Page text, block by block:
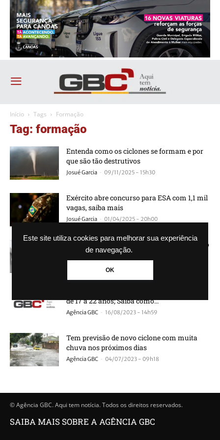
Este site utiliza cookies para melhorar sua experiência
de navegação.
OK
Início Tags Formação
Tag: formação
Entenda como os ciclones se formam e por
que são tão destrutivos
Josué Garcia - 09/11/2025 - 15h30
Exército abre concurso para ESA com 1,1 mil
vagas, saiba mais
Josué Garcia - 01/04/2025 - 20h00
O que é ácido fólico, como funciona e quando
tomar?
de 17 a 22 anos; Saiba como...
Agência GBC - 16/08/2023 - 14h59
Tem previsão de novo ciclone com muita
chuva nos próximos dias
Agência GBC - 04/07/2023 - 09h18
© Agência GBC. Aqui tem notícia. Todos os direitos reservados.
SAIBA MAIS SOBRE A AGÊNCIA GBC